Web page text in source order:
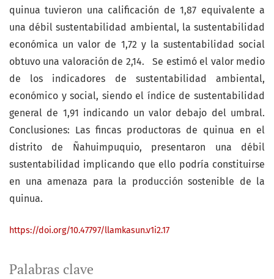
Palabras clave
quinua tuvieron una calificación de 1,87 equivalente a
una débil sustentabilidad ambiental, la sustentabilidad
económica un valor de 1,72 y la sustentabilidad social
obtuvo una valoración de 2,14. Se estimó el valor medio
de los indicadores de sustentabilidad ambiental,
económico y social, siendo el índice de sustentabilidad
general de 1,91 indicando un valor debajo del umbral.
Conclusiones: Las fincas productoras de quinua en el
distrito de Ñahuimpuquio, presentaron una débil
sustentabilidad implicando que ello podría constituirse
en una amenaza para la producción sostenible de la
quinua.
https://doi.org/10.47797/llamkasun.v1i2.17